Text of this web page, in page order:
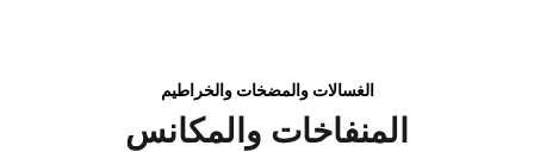
الغسالات والمضخات والخراطيم
المنفاخات والمكانس